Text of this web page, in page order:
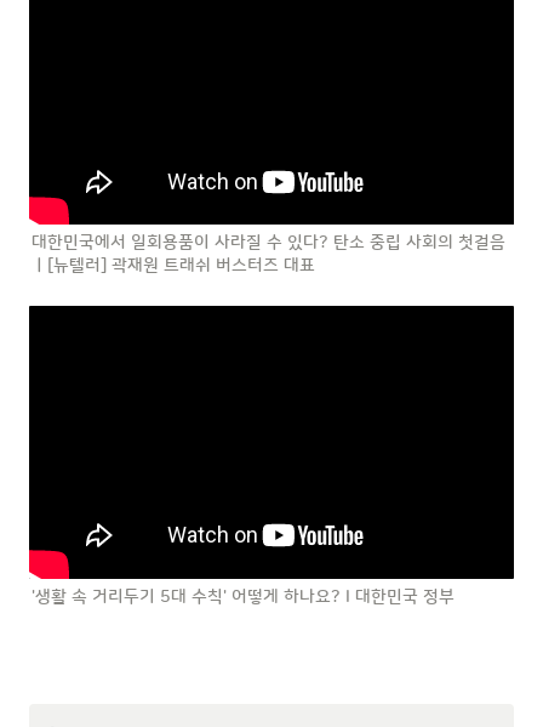
대한민국에서 일회용품이 사라질 수 있다? 탄소 중립 사회의 첫걸음
ㅣ[뉴텔러] 곽재원 트래쉬 버스터즈 대표
'생활 속 거리두기 5대 수칙' 어떻게 하나요? I 대한민국 정부